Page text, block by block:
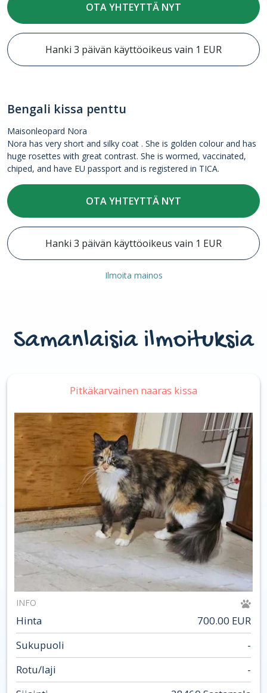
OTA YHTEYTTÄ NYT
Hanki 3 päivän käyttöoikeus vain 1 EUR
Bengali kissa penttu
Maisonleopard Nora
Nora has very short and silky coat . She is golden colour and has
huge rosettes with great contrast. She is wormed, vaccinated,
chiped, and have EU passport and is registered in TICA.
OTA YHTEYTTÄ NYT
Hanki 3 päivän käyttöoikeus vain 1 EUR
Ilmoita mainos
Samanlaisia ilmoituksia
Pitkäkarvainen naaras kissa
INFO
Hinta
700.00 EUR
Sukupuoli
-
Rotu/laji
-